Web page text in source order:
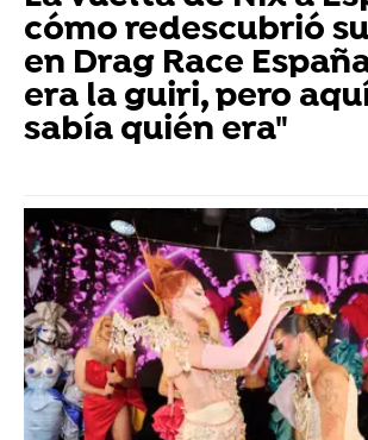
cómo redescubrió
en Drag Race
era la guiri, pero
sabía quién era"